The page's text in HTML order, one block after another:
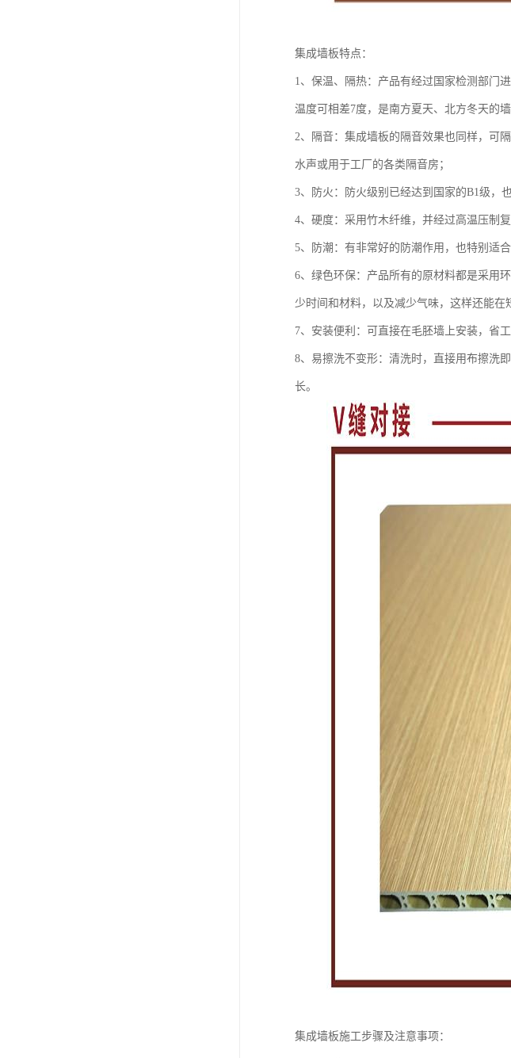
集成墙板特点：
1、保温、隔热：产品有经过国家检测部门
温度可相差7度，是南方夏天、北方冬天的墙
2、隔音：集成墙板的隔音效果也同样，可
水声或用于工厂的各类隔音房；
3、防火：防火级别已经达到国家的B1级，
4、硬度：采用竹木纤维，并经过高温压制
5、防潮：有非常好的防潮作用，也特别适
6、绿色环保：产品所有的原材料都是采用
少时间和材料，以及减少气味，这样还能在
7、安装便利：可直接在毛胚墙上安装，省
8、易擦洗不变形：清洗时，直接用布擦洗
长。
集成墙板施工步骤及注意事项：